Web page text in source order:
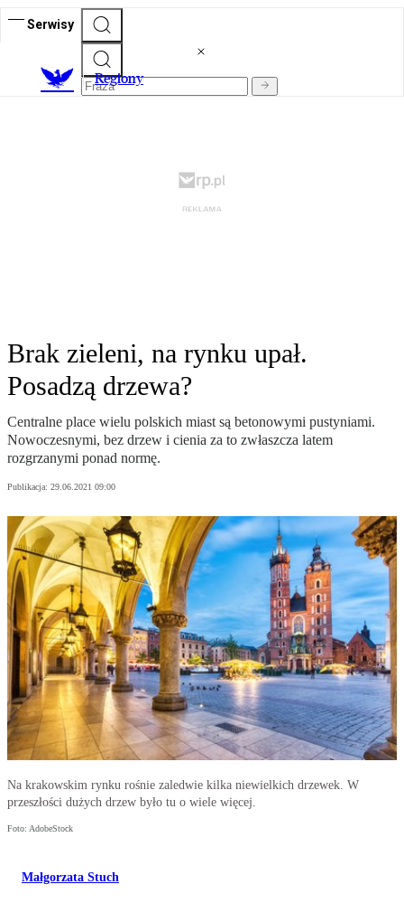
Serwisy
Regiony
Brak zieleni, na rynku upał.
Posadzą drzewa?
Centralne place wielu polskich miast są betonowymi pustyniami.
Nowoczesnymi, bez drzew i cienia za to zwłaszcza latem
rozgrzanymi ponad normę.
Publikacja: 29.06.2021 09:00
Na krakowskim rynku rośnie zaledwie kilka niewielkich drzewek. W
przeszłości dużych drzew było tu o wiele więcej.
Foto: AdobeStock
Małgorzata Stuch